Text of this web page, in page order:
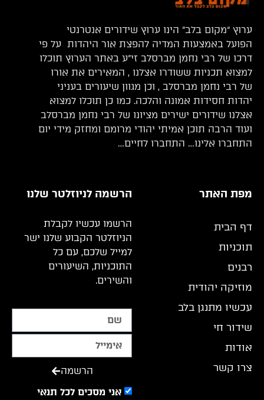
ערוץ “מקום בלב” הינו ערוץ שידורים אנטרנטי
הפועל באמצעות המדיה להפצת אור היהדות על פי
דרכו של רבי נחמן מברסלב זי”ע באתר הערוץ תוכלו
למצוא תכניות ששודרו אצלנו , המאירים את אורו
של רבי נחמן מברסלב , וכן מגוון שיעורים בעניני
יהדות חסידות אמונה והלכה. כמו כן תוכלו למצוא
אצלנו שידורים ישירים מציונו של רבי נחמן מברסלב
ועוד הרבה תוכן אמיתי יהודי מרומם ומחזק מידי יום
התחברו אלינו… התחברו לחיים…
מפת האתר
דף הבית
תוכניות
רבנים
מוזיקה יהודית
עכשיו מתנגן בלב
שידור חי
אודות
צרו קשר
הרשמה לניוזלטר שלנו
הרשמו עכשיו לקבלת
הניוזלטר הקבוע שלנו ישר
למייל שלכם, עם כל
התוכניות, השיעורים
והשירים.
אני מסכים לכל תנאי
הרשמה